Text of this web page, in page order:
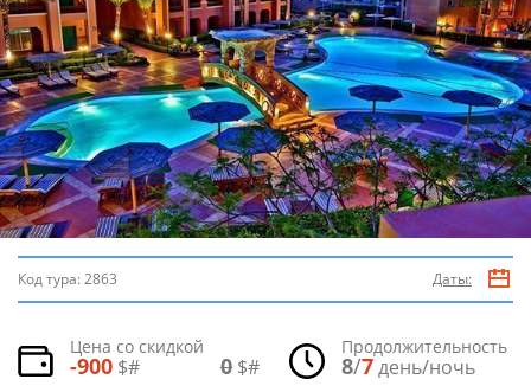
Код тура:2863 Даты:
Цена со скидкой
-900 $# 0 $#
Продолжительность
8/7день/ночь